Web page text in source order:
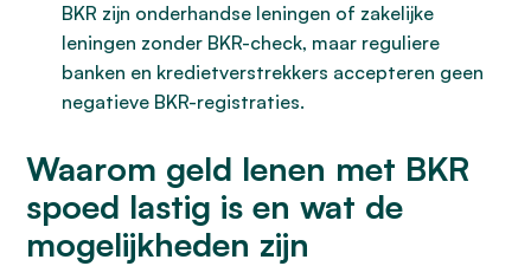
BKR zijn onderhandse leningen of zakelijke
leningen zonder BKR-check, maar reguliere
banken en kredietverstrekkers accepteren geen
negatieve BKR-registraties.
Waarom geld lenen met BKR
spoed lastig is en wat de
mogelijkheden zijn